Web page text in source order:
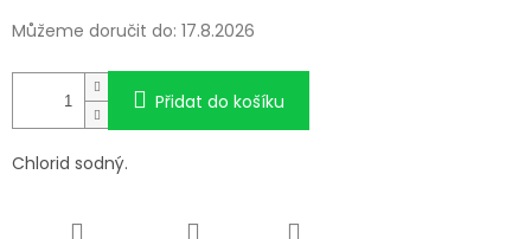
Můžeme doručit do: 17.8.2026
Přidat do košíku
Chlorid sodný.